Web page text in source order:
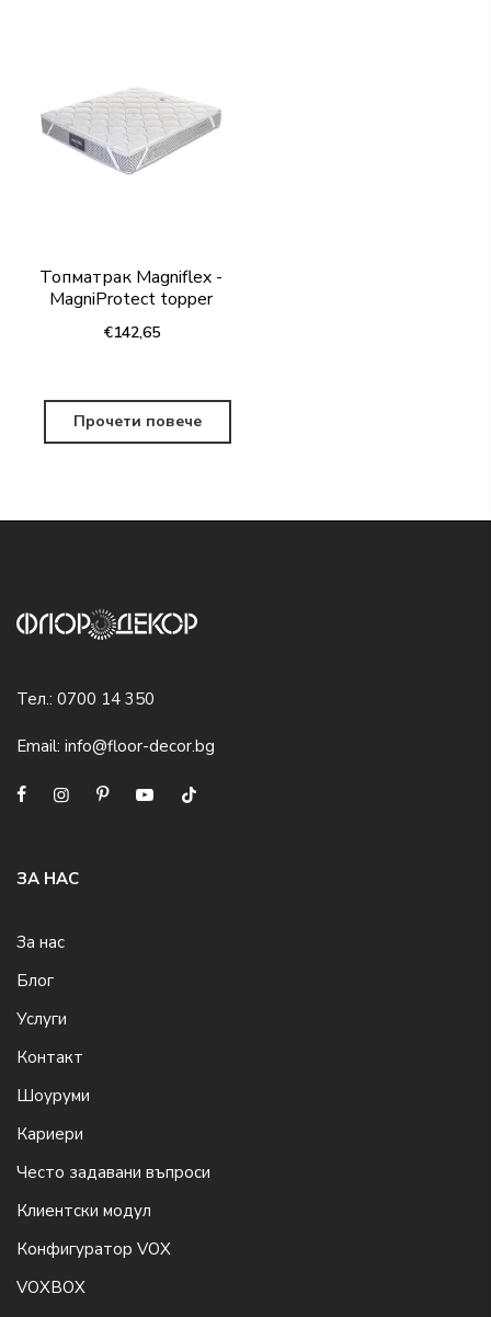
Топматрак Magniflex -
MagniProtect topper
€142,65
Прочети повече
Тел.: 0700 14 350
Email: info@floor-decor.bg
ЗА НАС
За нас
Блог
Услуги
Контакт
Шоуруми
Кариери
Често задавани въпроси
Клиентски модул
Конфигуратор VOX
VOXBOX